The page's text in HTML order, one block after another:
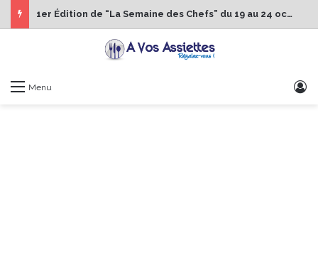
1er Édition de “La Semaine des Chefs” du 19 au 24 octobre 2026
Menu